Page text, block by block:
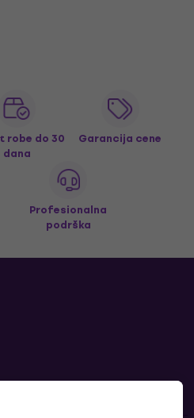
robe do 30
dana
Garancija cene
Profesionalna
podrška